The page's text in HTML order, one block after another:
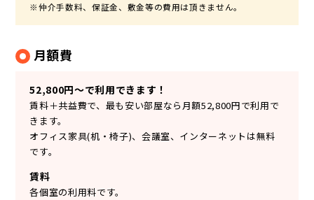
※仲介手数料、保証金、敷金等の費用は頂きません。
月額費
52,800円～で利用できます！
賃料＋共益費で、最も安い部屋なら月額52,800円で利用で
きます。
オフィス家具(机・椅子)、会議室、インターネットは無料
です。
賃料
各個室の利用料です。